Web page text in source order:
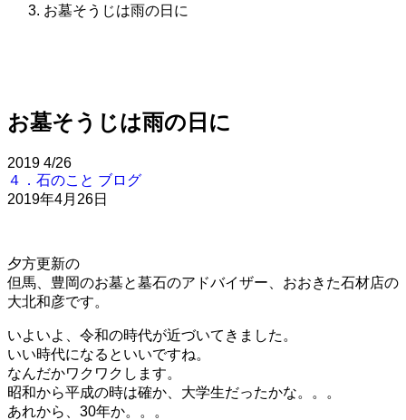
お墓そうじは雨の日に
お墓そうじは雨の日に
2019 4/26
４．石のこと ブログ
2019年4月26日
夕方更新の
但馬、豊岡のお墓と墓石のアドバイザー、おおきた石材店の
大北和彦です。
いよいよ、令和の時代が近づいてきました。
いい時代になるといいですね。
なんだかワクワクします。
昭和から平成の時は確か、大学生だったかな。。。
あれから、30年か。。。